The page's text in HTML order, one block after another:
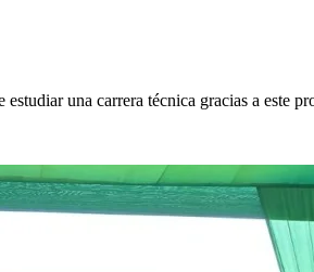
una carrera técnica gracias a este